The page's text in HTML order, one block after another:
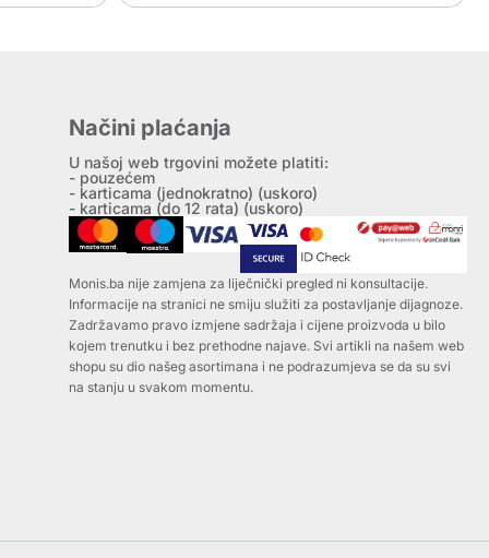
Načini plaćanja
U našoj web trgovini možete platiti:
- pouzećem
- karticama (jednokratno) (uskoro)
- karticama (do 12 rata) (uskoro)
Monis.ba nije zamjena za liječnički pregled ni konsultacije.
Informacije na stranici ne smiju služiti za postavljanje dijagnoze.
Zadržavamo pravo izmjene sadržaja i cijene proizvoda u bilo
kojem trenutku i bez prethodne najave. Svi artikli na našem web
shopu su dio našeg asortimana i ne podrazumjeva se da su svi
na stanju u svakom momentu.